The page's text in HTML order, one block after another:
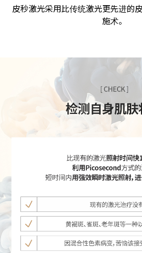
皮秒激光采用比传统激光更先进的
施术。